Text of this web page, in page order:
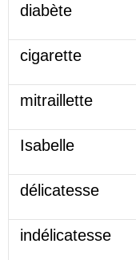
diabète
cigarette
mitraillette
Isabelle
délicatesse
indélicatesse